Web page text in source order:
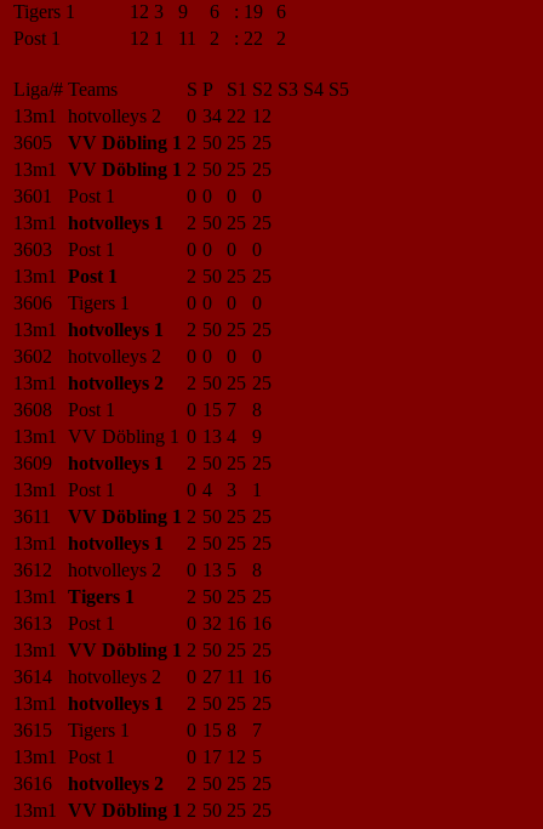
Tigers 1
12 3 9 6 : 19
6
Post 1
12 1 11 2 : 22 2
Liga/# Teams S P S1 S2 S3 S4 S5
13m1
hotvolleys 2 0 34 22 12
3605
VV Döbling 1 2 50 25 25
13m1
VV Döbling 1 2 50 25 25
3601
Post 1 0 0 0
0
13m1
hotvolleys 1 2 50 25 25
3603
Post 1 0 0 0
0
13m1
Post 1 2 50 25 25
3606
Tigers 1 0 0 0
0
13m1
hotvolleys 1 2 50 25 25
3602
hotvolleys 2 0 0 0
0
13m1
hotvolleys 2 2 50 25 25
3608
Post 1 0 15 7
8
13m1
VV Döbling 1 0 13 4
9
3609
hotvolleys 1 2 50 25 25
13m1
Post 1 0 4 3
1
3611
VV Döbling 1 2 50 25 25
13m1
hotvolleys 1 2 50 25 25
3612
hotvolleys 2 0 13 5
8
13m1
Tigers 1 2 50 25 25
3613
Post 1 0 32 16 16
13m1
VV Döbling 1 2 50 25 25
3614
hotvolleys 2 0 27 11 16
13m1
hotvolleys 1 2 50 25 25
3615
Tigers 1 0 15 8
7
13m1
Post 1 0 17 12 5
3616
hotvolleys 2 2 50 25 25
13m1
VV Döbling 1 2 50 25 25